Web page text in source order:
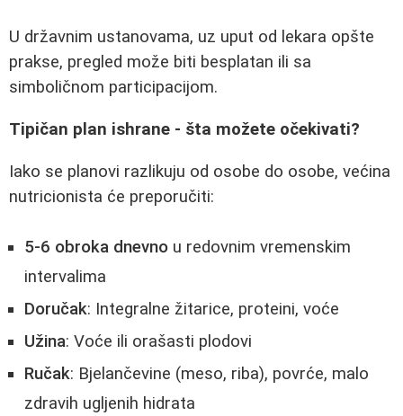
U državnim ustanovama, uz uput od lekara opšte
prakse, pregled može biti besplatan ili sa
simboličnom participacijom.
Tipičan plan ishrane - šta možete očekivati?
Iako se planovi razlikuju od osobe do osobe, većina
nutricionista će preporučiti:
5-6 obroka dnevno u redovnim vremenskim
intervalima
Doručak: Integralne žitarice, proteini, voće
Užina: Voće ili orašasti plodovi
Ručak: Bjelančevine (meso, riba), povrće, malo
zdravih ugljenih hidrata